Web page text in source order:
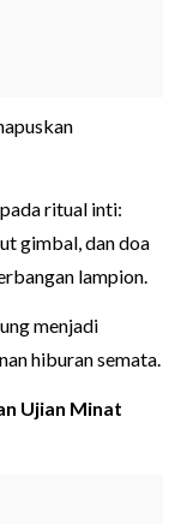
ritual inti:
gimbal, dan doa
lampion.
menjadi
hiburan semata.
Ujian Minat